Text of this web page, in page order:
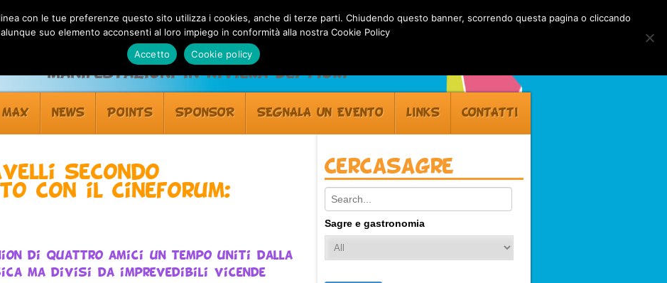
Manifestazioni in Riviera dei Fiori
MAX NEWS POINTS SPONSOR SEGNALA UN EVENTO LINKS CONTATTI
secondo
con il Cineforum:
di quattro amici un tempo uniti dalla
ma divisi da imprevedibili vicende
Cercasagre
Search:
Sagre e gastronomia
con le tue preferenze questo sito utilizza i cookies, anche di terze parti. Chiudendo questo banner, scorrendo questa pagina o cliccando
suo elemento acconsenti al loro impiego in conformità alla nostra Cookie Policy
Accetto
Cookie policy